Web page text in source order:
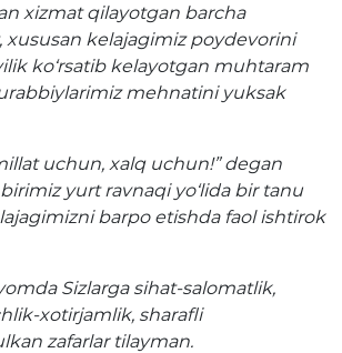
relizlar
biz haqimizda
anjumanlari
xizmat qilayotgan barcha
xususan kelajagimiz poydevorini
ko‘rsatib kelayotgan muhtaram
mehnatini yuksak
uchun, xalq uchun!” degan
yurt ravnaqi yo‘lida bir tanu
barpo etishda faol ishtirok
Sizlarga sihat-salomatlik,
xotirjamlik, sharafli
zafarlar tilayman.